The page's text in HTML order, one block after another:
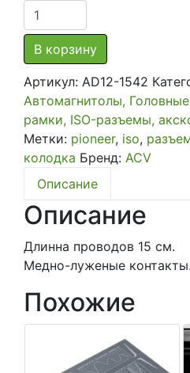
Количество
товара
ISO-
адаптер
для
автомагнитолы
Pioneer
AD12-
1542
предохранитель
сверху
В корзину
Артикул: AD12-1542
Автомагнитолы,
рамки, ISO-разъемы,
Метки: pioneer, iso,
колодка Бренд: ACV
Описание
Описание
Длинна проводов 15 см.
Медно-луженые контакты.
Похожие